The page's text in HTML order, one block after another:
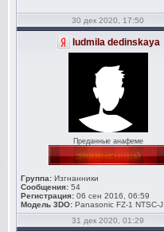
30 дек 2020, 17:50
ludmila dedinskaya
Преданные анафеме
Группа: Изгнанники
Сообщения: 54
Регистрация: 06 сен 2016, 06:59
Модель 3DO: Panasonic FZ-1 NTSC-J
31 дек 2020, 01:29